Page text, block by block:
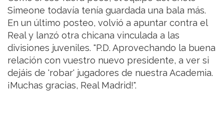
Simeone todavía tenía guardada una bala más.
En un último posteo, volvió a apuntar contra el
Real y lanzó otra chicana vinculada a las
divisiones juveniles. "P.D. Aprovechando la buena
relación con vuestro nuevo presidente, a ver si
dejáis de 'robar' jugadores de nuestra Academia.
¡Muchas gracias, Real Madrid!".